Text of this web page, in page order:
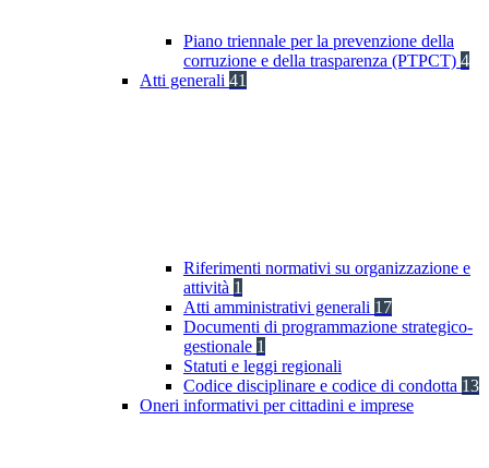
Piano triennale per la prevenzione della
corruzione e della trasparenza (PTPCT) 4
Atti generali 41
Riferimenti normativi su organizzazione e
attività 1
Atti amministrativi generali 17
Documenti di programmazione strategico-
gestionale 1
Statuti e leggi regionali
Codice disciplinare e codice di condotta 13
Oneri informativi per cittadini e imprese